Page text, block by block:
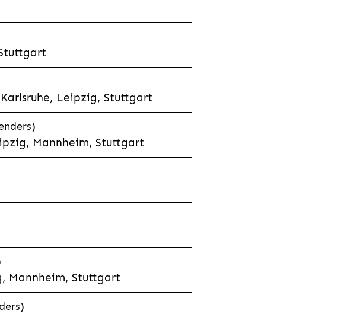
Leipzig, Stuttgart
Mannheim, Stuttgart
Mannheim, Stuttgart